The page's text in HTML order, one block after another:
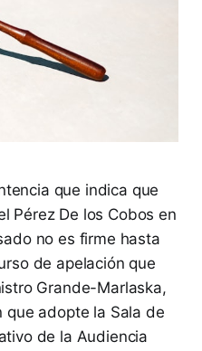
que indica que
Pérez De los Cobos en
no es firme hasta
de apelación que
Grande-Marlaska,
que adopte la Sala de
de la Audiencia